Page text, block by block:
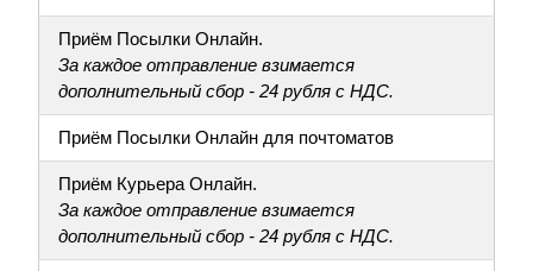
Приём Посылки Онлайн.
За каждое отправление взимается
дополнительный сбор - 24 рубля с НДС.
Приём Посылки Онлайн для почтоматов
Приём Курьера Онлайн.
За каждое отправление взимается
дополнительный сбор - 24 рубля с НДС.